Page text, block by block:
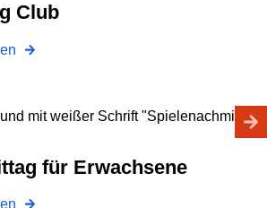
Club
für Erwachsene